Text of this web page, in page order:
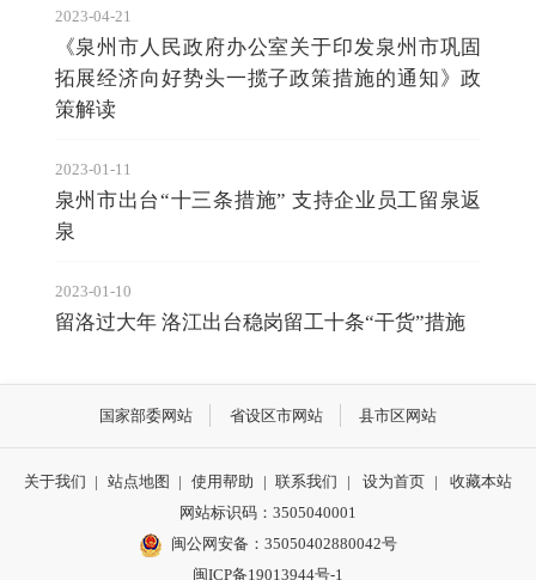
2023-04-21
《泉州市人民政府办公室关于印发泉州市巩固
拓展经济向好势头一揽子政策措施的通知》政
策解读
2023-01-11
泉州市出台“十三条措施” 支持企业员工留泉返
泉
2023-01-10
留洛过大年 洛江出台稳岗留工十条“干货”措施
国家部委网站 省设区市网站 县市区网站
关于我们 | 站点地图 | 使用帮助 | 联系我们 | 设为首页 |
收藏本站
网站标识码：3505040001
闽公网安备：35050402880042号
闽ICP备19013944号-1